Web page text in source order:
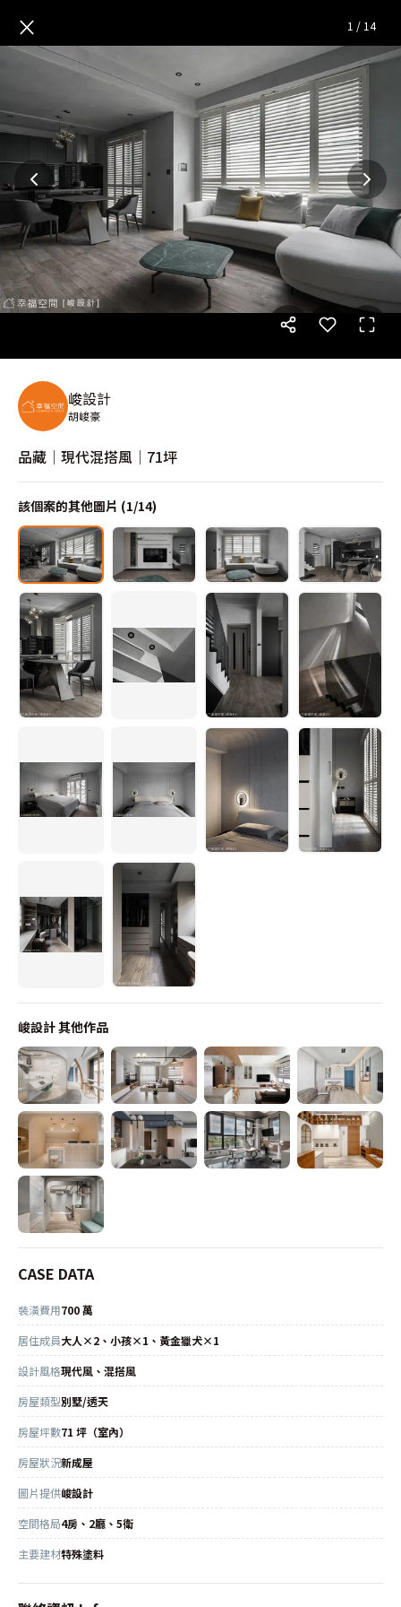
品藏│現代混搭風│71坪 — 完
× 1 / 14
峻設計
胡峻豪
品藏│現代混搭風│71坪
該個案的其他圖片 (1/14)
峻設計其他作品
CASE DATA
裝潢費用700 萬
居住成員大人×2、小孩×1、黃金獵犬×1
設計風格現代風、混搭風
房屋類型別墅/透天
房屋坪數71 坪（室內）
房屋狀況新成屋
圖片提供峻設計
空間格局4房、2廳、5衛
主要建材特殊塗料